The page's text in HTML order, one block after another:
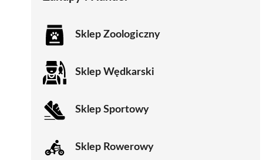
Sklep Zoologiczny
Sklep Wędkarski
Sklep Sportowy
Sklep Rowerowy